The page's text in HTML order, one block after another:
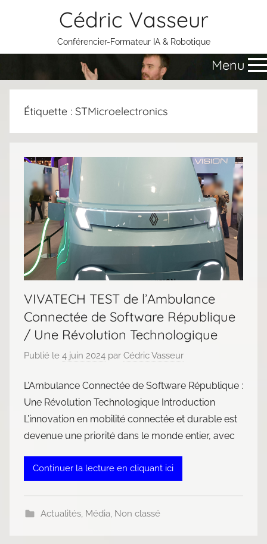
Cédric Vasseur
Conférencier-Formateur IA & Robotique
Menu
Étiquette : STMicroelectronics
VIVATECH TEST de l’Ambulance
Connectée de Software République
/ Une Révolution Technologique
Publié le 4 juin 2024 par Cédric Vasseur
L’Ambulance Connectée de Software République :
Une Révolution Technologique Introduction
L’innovation en mobilité connectée et durable est
devenue une priorité dans le monde entier, avec
Continuer la lecture en cliquant ici
Actualités, Média, Non classé